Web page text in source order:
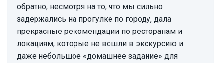
обратно, несмотря на то, что мы сильно
задержались на прогулке по городу, дала
прекрасные рекомендации по ресторанам и
локациям, которые не вошли в экскурсию и
даже небольшое «домашнее задание» для